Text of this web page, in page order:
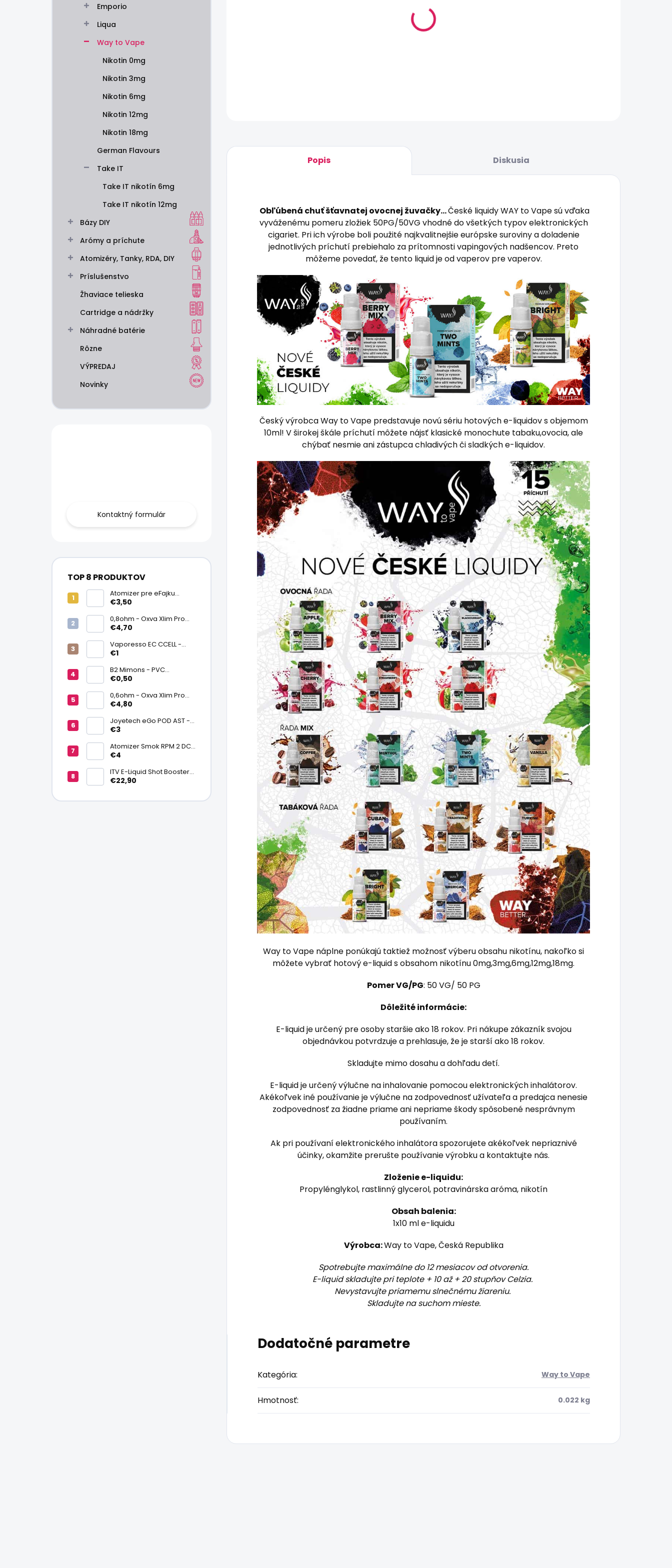
Emporio
Liqua
Way to Vape
Nikotin 0mg
Nikotin 3mg
Nikotin 6mg
Nikotin 12mg
Nikotin 18mg
German Flavours
Take IT
Take IT nikotín 6mg
Take IT nikotín 12mg
Bázy DIY
Arómy a príchute
Atomizéry, Tanky, RDA, DIY
Príslušenstvo
Žhaviace telieska
Cartridge a nádržky
Náhradné batérie
Rôzne
VÝPREDAJ
Novinky
Kontaktný formulár
TOP 8 PRODUKTOV
Atomizer pre eFajku
Kamry K1000 Plus
€3,50
0,8ohm - Oxva Xlim Pro
cartridge V3 Top Fill 2ml
€4,70
Vaporesso EC CCELL -
Keramický atomizér
€1
B2 Mimons - PVC
zmršťovacia fólia na
€0,50
0,6ohm - Oxva Xlim Pro
cartridge V3 Top Fill 2ml
€4,80
Joyetech eGo POD AST -
náhradná pod cartridge
€3
Atomizer Smok RPM 2 DC
0,6ohm MTL
€4
ITV E-Liquid Shot Booster
NICSALT 50PG/50VG 20
€22,90
DORUČENIA
Popis Diskusia
Obľúbená chuť šťavnatej ovocnej žuvačky...České liquidy WAY to Vape sú vďaka
vyváženému pomeru zložiek 50PG/50VG vhodné do všetkých typov elektronických
cigariet. Pri ich výrobe boli použité najkvalitnejšie európske suroviny a doladenie
jednotlivých príchutí prebiehalo za prítomnosti vapingových nadšencov. Preto
môžeme povedať, že tento liquid je od vaperov pre vaperov.
Český výrobca Way to Vape predstavuje novú sériu hotových e-liquidov s objemom
10ml! V širokej škále príchutí môžete nájsť klasické monochute tabaku,ovocia, ale
chýbať nesmie ani zástupca chladivých či sladkých e-liquidov.
Way to Vape náplne ponúkajú taktiež možnosť výberu obsahu nikotínu, nakoľko si
môžete vybrať hotový e-liquid s obsahom nikotínu 0mg,3mg,6mg,12mg,18mg.
Pomer VG/PG: 50 VG/ 50 PG
Dôležité informácie:
E-liquid je určený pre osoby staršie ako 18 rokov. Pri nákupe zákazník svojou
objednávkou potvrdzuje a prehlasuje, že je starší ako 18 rokov.
Skladujte mimo dosahu a dohľadu detí.
E-liquid je určený výlučne na inhalovanie pomocou elektronických inhalátorov.
Akékoľvek iné používanie je výlučne na zodpovednosť užívateľa a predajca nenesie
zodpovednosť za žiadne priame ani nepriame škody spôsobené nesprávnym
používaním.
Ak pri používaní elektronického inhalátora spozorujete akékoľvek nepriaznivé
účinky, okamžite prerušte používanie výrobku a kontaktujte nás.
Zloženie e-liquidu:
Propylénglykol, rastlinný glycerol, potravinárska aróma, nikotín
Obsah balenia:
1x10 ml e-liquidu
Výrobca:Way to Vape, Česká Republika
Spotrebujte maximálne do 12 mesiacov od otvorenia.
E-liquid skladujte pri teplote + 10 až + 20 stupňov Celzia.
Nevystavujte priamemu slnečnému žiareniu.
Skladujte na suchom mieste.
Dodatočné parametre
Kategória: Way to Vape
Hmotnosť: 0.022 kg